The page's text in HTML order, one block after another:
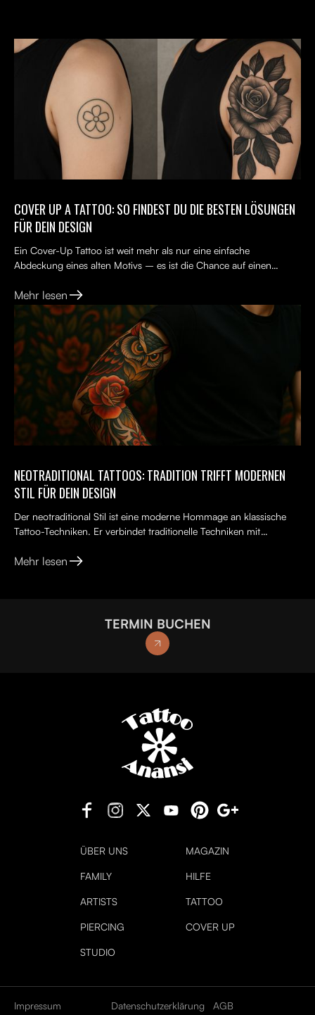
COVER UP A TATTOO: SO FINDEST DU DIE BESTEN LÖSUNGEN
FÜR DEIN DESIGN
Ein Cover-Up Tattoo ist weit mehr als nur eine einfache
Abdeckung eines alten Motivs – es ist die Chance auf einen
Mehr lesen
NEOTRADITIONAL TATTOOS: TRADITION TRIFFT MODERNEN
STIL FÜR DEIN DESIGN
Der neotraditional Stil ist eine moderne Hommage an klassische
Tattoo-Techniken. Er verbindet traditionelle Techniken mit
Mehr lesen
TERMIN BUCHEN
ÜBER UNS MAGAZIN
FAMILY HILFE
ARTISTS TATTOO
PIERCING COVER UP
STUDIO
Impressum Datenschutzerklärung AGB